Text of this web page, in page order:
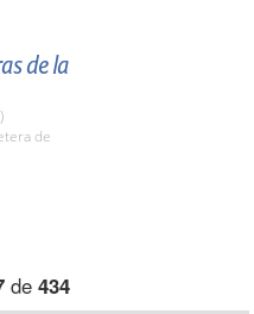
de la
de
de 434